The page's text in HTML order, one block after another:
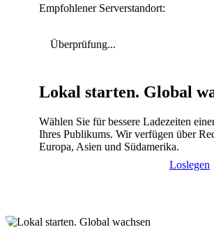
Empfohlener Serverstandort:
Überprüfung...
Lokal starten. Global
Wählen Sie für bessere Ladezeiten
Ihres Publikums. Wir verfügen über
Europa, Asien und Südamerika.
Loslegen